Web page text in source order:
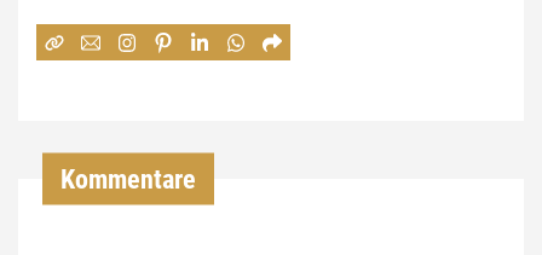
:
Kommentare